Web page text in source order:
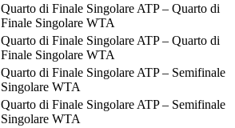
Quarto di Finale Singolare ATP – Quarto di
Finale Singolare WTA
Quarto di Finale Singolare ATP – Quarto di
Finale Singolare WTA
Quarto di Finale Singolare ATP – Semifinale
Singolare WTA
Quarto di Finale Singolare ATP – Semifinale
Singolare WTA